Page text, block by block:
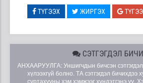
ТҮГЭЭХ ЖИРГЭХ
СЭТГЭГДЭЛ
АНХААРУУЛГА: Уншигчдын бичсэн
хүлээхгүй болно. ТА сэтгэгдэл бичихдээ
суртахууны хэм хэмжээг хүндэтгэнэ үү.